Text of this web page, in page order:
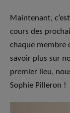
Maintenant,
cours des
chaque membre
savoir plus sur
premier lieu,
Sophie Pilleron !